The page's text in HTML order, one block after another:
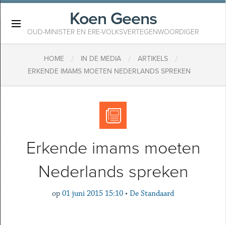
Koen Geens
OUD-MINISTER EN ERE-VOLKSVERTEGENWOORDIGER
HOME / IN DE MEDIA / ARTIKELS /
ERKENDE IMAMS MOETEN NEDERLANDS SPREKEN
Erkende imams moeten
Nederlands spreken
op 01 juni 2015 15:10 • De Standaard